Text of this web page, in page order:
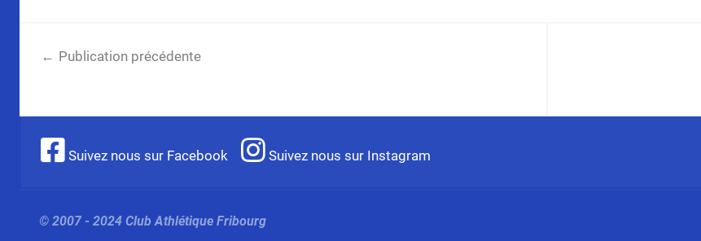
Publication précédente
Suivez nous sur Facebook Suivez nous sur Instagram
© 2007 - 2024 Club Athlétique Fribourg